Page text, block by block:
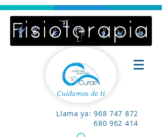
Cuidamos de ti
Llama ya:968 747 872
680 962 414